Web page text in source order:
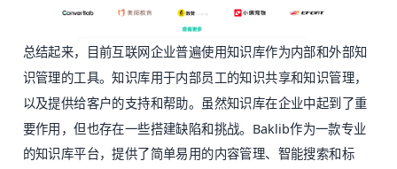
总结起来，目前互联网企业普遍使用知识库作为内部和外部知
识管理的工具。知识库用于内部员工的知识共享和知识管理，
以及提供给客户的支持和帮助。虽然知识库在企业中起到了重
要作用，但也存在一些搭建缺陷和挑战。Baklib作为一款专业
的知识库平台，提供了简单易用的内容管理、智能搜索和标